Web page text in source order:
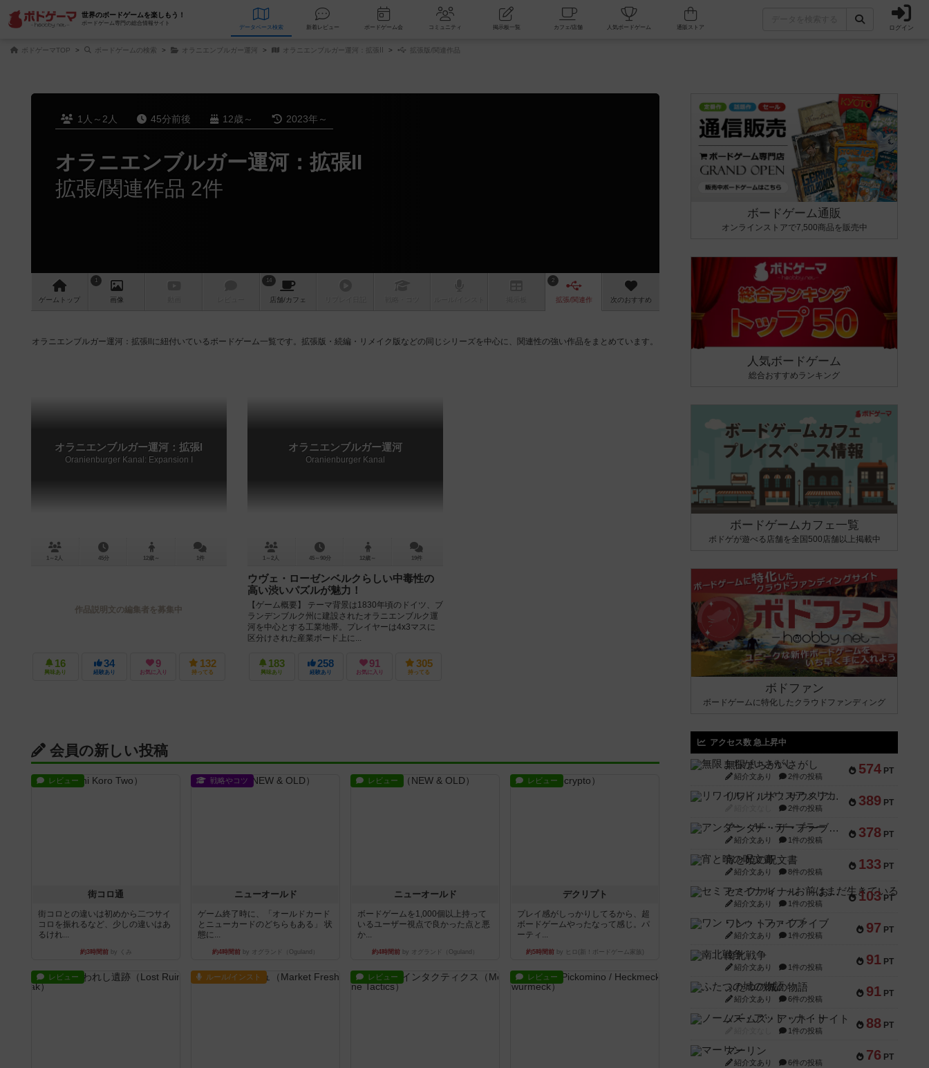
世界のボードゲームを楽しもう！
ボードゲーム専門の総合情報サイト
データベース 検索 新着レビュー ボードゲーム会 コミュニティ 掲示板一覧 カフェ/店舗 人気ボードゲーム ログイン
ボドゲーマTOP ボードゲームの検索 オラニエンブルガー運河 オラニエンブルガー運河：拡張Ⅱ 拡張版/関連作品
1人～2人 45分前後 12歳～ 2023年～
オラニエンブルガー運河：拡張Ⅱ
拡張/関連作品 2件
ゲーム トップ
1
画像
14
店舗/カフェ
2
拡張/関連作 次のおすすめ
オラニエンブルガー運河：拡張Ⅱに紐付いているボードゲーム一覧です。拡張版・続編・リメイク版などの同じシリーズを中心に、関連性の強い作品をまとめています。
オラニエンブルガー運河：拡張Ⅰ
Oranienburger Kanal: Expansion I
1～2人 45分 12歳～ 1件
作品説明文の編集者を募集中
16
興味あり
34
経験あり
9
お気に入り
132
持ってる
オラニエンブルガー運河
Oranienburger Kanal
1～2人 45～90分 12歳～ 19件
ウヴェ・ローゼンベルクらしい中毒性の
高い渋いパズルが魅力！
【ゲーム概要】 テーマ背景は1830年頃のドイツ、ブ
ランデンブルク州に建設されたオラニエンブルク運
河を中心とする工業地帯。プレイヤーは4x3マスに
区分けされた産業ボード上に...
183
興味あり
258
経験あり
91
お気に入り
305
持ってる
会員の新しい投稿
レビュー
街コロ通
街コロとの違いは初めから二つサイ
コロを振れるなど、少しの違いはあ
るけれ...
約3時間前by くみ
戦略やコツ
ニューオールド
ゲーム終了時に、「オールドカード
とニューカードのどちらもある」 状
態に...
約4時間前 by オグランド（Oguland）
レビュー
ニューオールド
ボードゲームを1,000個以上持って
いるユーザー視点で良かった点と悪
か...
約4時間前 by オグランド（Oguland）
レビュー
デクリプト
プレイ感がしっかりしてるから、超
ボードゲームやったなって感じ。パ
ーティ...
約5時間前by ヒロ(新！ボードゲーム家族)
レビュー ルール/インスト レビュー レビュー
ボードゲーム通販
オンラインストアで7,500商品を販売中
人気ボードゲーム
総合おすすめランキング
ボードゲームカフェ一覧
ボドゲが遊べる店舗を全国500店舗以上掲載中
ボドファン
ボードゲームに特化したクラウドファンディング
アクセス数 急上昇中
574 PT
無限まちがいさがし
紹介文あり 2件の投稿
389 PT
リワイルド：サウスアメリカ
2件の投稿
378 PT
アンダー・ザ・テーブラー
紹介文あり 1件の投稿
133 PT
宵と暁の呪文書
紹介文あり 8件の投稿
103 PT
セミファイナル ～お前はまだ生きている～
紹介文あり 1件の投稿
97 PT
ワン・トゥ・ファイブ
紹介文あり 1件の投稿
91 PT
南北戦争
紹介文あり 1件の投稿
91 PT
ふたつの城の物語
紹介文あり 6件の投稿
88 PT
ノームズ・アット・ナイト
1件の投稿
76 PT
マーリン
紹介文あり 6件の投稿